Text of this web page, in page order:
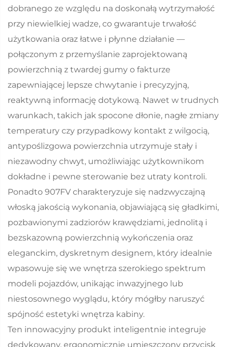
dobranego ze względu na doskonałą wytrzymałość
przy niewielkiej wadze, co gwarantuje trwałość
użytkowania oraz łatwe i płynne działanie —
połączonym z przemyślanie zaprojektowaną
powierzchnią z twardej gumy o fakturze
zapewniającej lepsze chwytanie i precyzyjną,
reaktywną informację dotykową. Nawet w trudnych
warunkach, takich jak spocone dłonie, nagłe zmiany
temperatury czy przypadkowy kontakt z wilgocią,
antypoślizgowa powierzchnia utrzymuje stały i
niezawodny chwyt, umożliwiając użytkownikom
dokładne i pewne sterowanie bez utraty kontroli.
Ponadto 907FV charakteryzuje się nadzwyczajną
włoską jakością wykonania, objawiającą się gładkimi,
pozbawionymi zadziorów krawędziami, jednolitą i
bezskazowną powierzchnią wykończenia oraz
eleganckim, dyskretnym designem, który idealnie
wpasowuje się we wnętrza szerokiego spektrum
modeli pojazdów, unikając inwazyjnego lub
niestosownego wyglądu, który mógłby naruszyć
spójność estetyki wnętrza kabiny.
Ten innowacyjny produkt inteligentnie integruje
dedykowany, ergonomicznie umieszczony przycisk